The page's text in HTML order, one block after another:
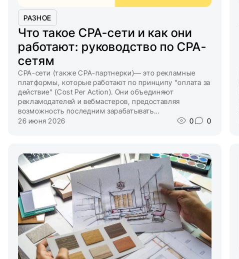
РАЗНОЕ
Что такое CPA-сети и как они
работают: руководство по CPA-
сетям
CPA-сети (также CPA-партнерки)— это рекламные
платформы, которые работают по принципу "оплата за
действие" (Cost Per Action). Они объединяют
рекламодателей и вебмастеров, предоставляя
возможность последним зарабатывать...
26 июня 2026
0 0